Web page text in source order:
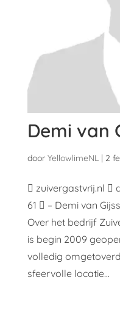
Demi van
door YellowlimeNL| 2
 zuivergastvrij.nl 
61  – Demi van
Over het bedrijf
is begin 2009
volledig
sfeervolle locatie...